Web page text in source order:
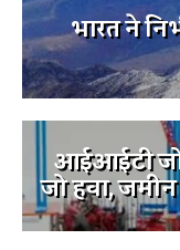
भारत ने
आईआईटी
जो हवा,